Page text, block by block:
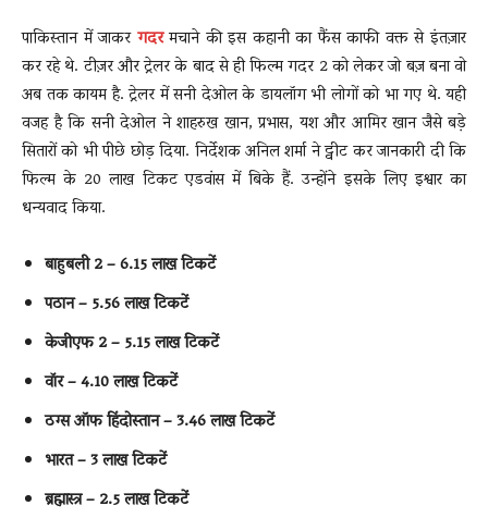
पाकिस्तान में जाकरगदरमचाने की इस कहानी का फैंस काफी वक्त से इंतज़ार
कर रहे थे. टीज़र और ट्रेलर के बाद से ही फिल्म गदर 2 को लेकर जो बज़ बना वो
अब तक कायम है. ट्रेलर में सनी देओल के डायलॉग भी लोगों को भा गए थे. यही
वजह है कि सनी देओल ने शाहरुख खान, प्रभास, यश और आमिर खान जैसे बड़े
सितारों को भी पीछे छोड़ दिया. निर्देशक अनिल शर्मा ने ट्वीट कर जानकारी दी कि
फिल्म के 20 लाख टिकट एडवांस में बिके हैं. उन्होंने इसके लिए इश्वार का
धन्यवाद किया.
बाहुबली 2 – 6.15 लाख टिकटें
पठान – 5.56 लाख टिकटें
केजीएफ 2 – 5.15 लाख टिकटें
वॉर – 4.10 लाख टिकटें
ठग्स ऑफ हिंदोस्तान – 3.46 लाख टिकटें
भारत – 3 लाख टिकटें
ब्रह्मास्त्र – 2.5 लाख टिकटें